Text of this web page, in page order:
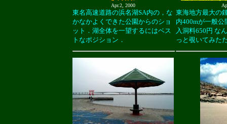
Apr.2, 2000
東名高速道路の浜名湖SA内の，な
かなかよくできた公園からのショ
ット．湖全体を一望するにはベス
トなポジション．
東海地方最大の
内400mが一般
入洞料650円 な
っと覗いてみた